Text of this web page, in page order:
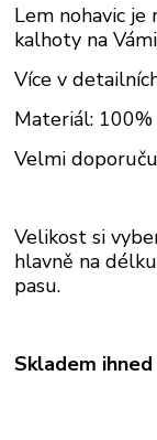
Lem nohavic je
kalhoty na
Více v
Materiál:
Velmi
Velikost si
hlavně na
pasu.
Skladem